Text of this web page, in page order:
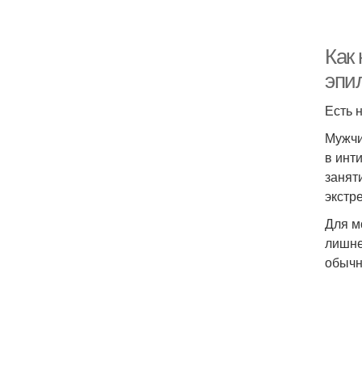
Как
Есть
в
Для